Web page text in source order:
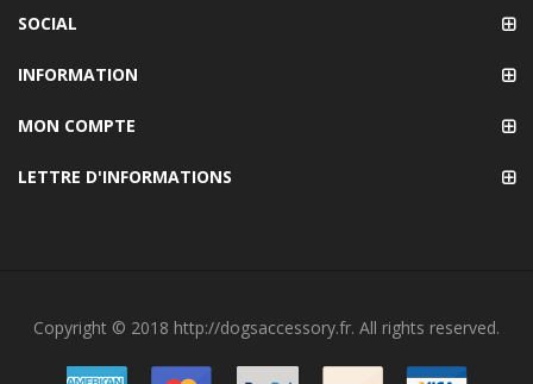
SOCIAL
INFORMATION
MON COMPTE
LETTRE D'INFORMATIONS
Copyright © 2018 http://dogsaccessory.fr. All rights reserved.